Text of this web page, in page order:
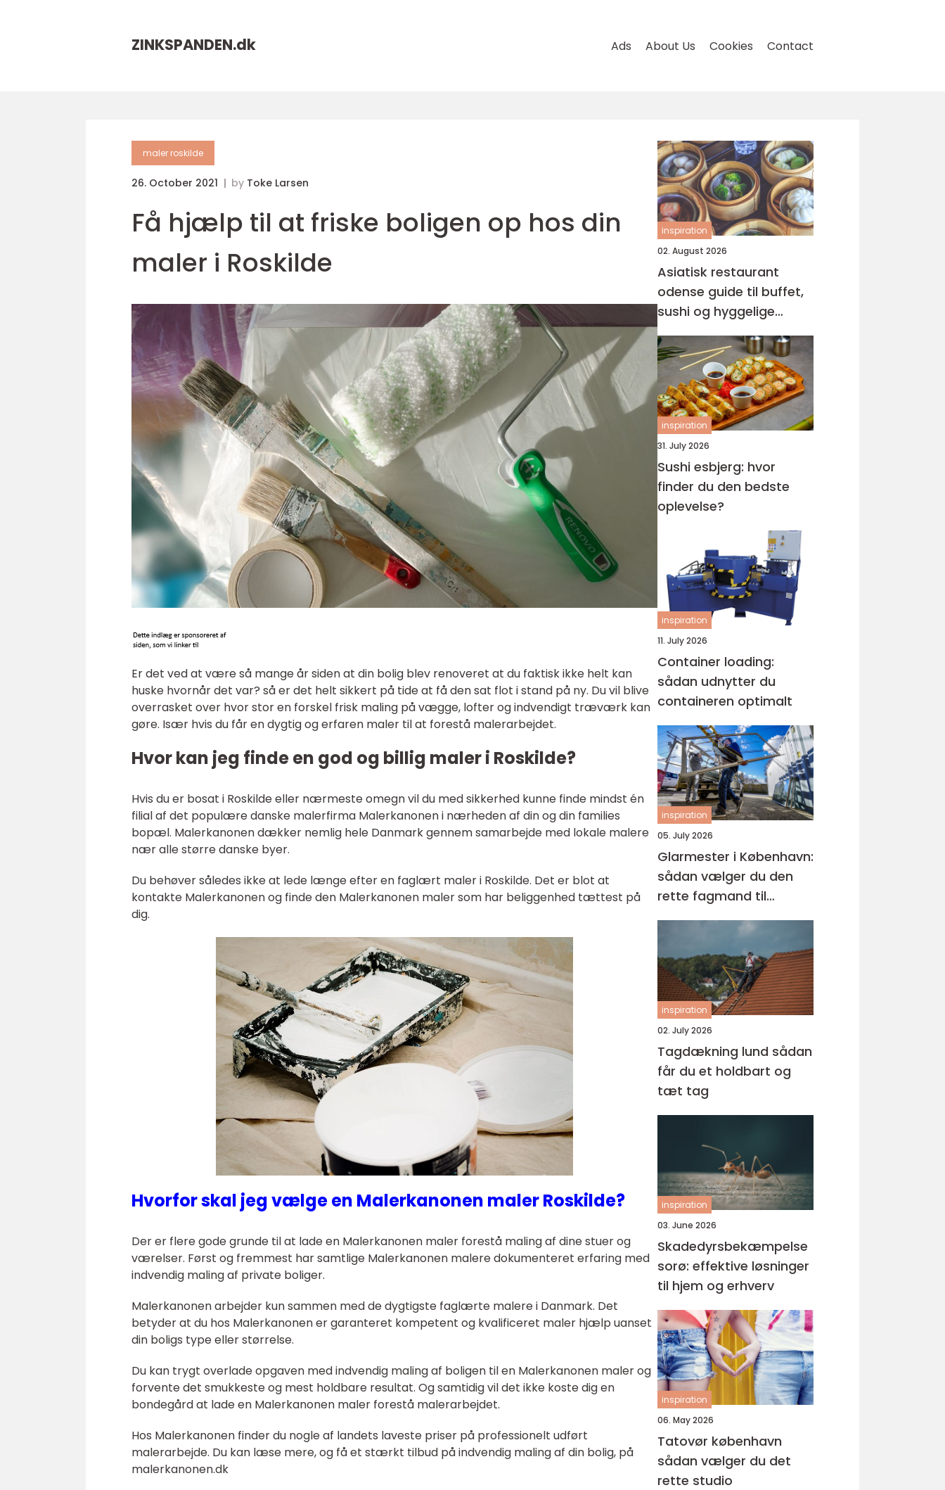
ZINKSPANDEN.dk Ads About Us Cookies Contact
maler roskilde
26. October 2021 by Toke Larsen
Få hjælp til at friske boligen op hos din
maler i Roskilde
Er det ved at være så mange år siden at din bolig blev renoveret at du faktisk ikke helt kan
huske hvornår det var? så er det helt sikkert på tide at få den sat flot i stand på ny. Du vil blive
overrasket over hvor stor en forskel frisk maling på vægge, lofter og indvendigt træværk kan
gøre. Især hvis du får en dygtig og erfaren maler til at forestå malerarbejdet.
Hvor kan jeg finde en god og billig maler i Roskilde?
Hvis du er bosat i Roskilde eller nærmeste omegn vil du med sikkerhed kunne finde mindst én
filial af det populære danske malerfirma Malerkanonen i nærheden af din og din families
bopæl. Malerkanonen dækker nemlig hele Danmark gennem samarbejde med lokale malere
nær alle større danske byer.
Du behøver således ikke at lede længe efter en faglært maler i Roskilde. Det er blot at
kontakte Malerkanonen og finde den Malerkanonen maler som har beliggenhed tættest på
dig.
Hvorfor skal jeg vælge en Malerkanonen maler Roskilde?
Der er flere gode grunde til at lade en Malerkanonen maler forestå maling af dine stuer og
værelser. Først og fremmest har samtlige Malerkanonen malere dokumenteret erfaring med
indvendig maling af private boliger.
Malerkanonen arbejder kun sammen med de dygtigste faglærte malere i Danmark. Det
betyder at du hos Malerkanonen er garanteret kompetent og kvalificeret maler hjælp uanset
din boligs type eller størrelse.
Du kan trygt overlade opgaven med indvendig maling af boligen til en Malerkanonen maler og
forvente det smukkeste og mest holdbare resultat. Og samtidig vil det ikke koste dig en
bondegård at lade en Malerkanonen maler forestå malerarbejdet.
Hos Malerkanonen finder du nogle af landets laveste priser på professionelt udført
malerarbejde. Du kan læse mere, og få et stærkt tilbud på indvendig maling af din bolig, på
malerkanonen.dk
inspiration
02. August 2026
Asiatisk restaurant
odense guide til buffet,
sushi og hyggelige
rammer
inspiration
31. July 2026
Sushi esbjerg: hvor
finder du den bedste
oplevelse?
inspiration
11. July 2026
Container loading:
sådan udnytter du
containeren optimalt
inspiration
05. July 2026
Glarmester i København:
sådan vælger du den
rette fagmand til
glasopgaver
inspiration
02. July 2026
Tagdækning lund sådan
får du et holdbart og
tæt tag
inspiration
03. June 2026
Skadedyrsbekæmpelse
sorø: effektive løsninger
til hjem og erhverv
inspiration
06. May 2026
Tatovør københavn
sådan vælger du det
rette studio